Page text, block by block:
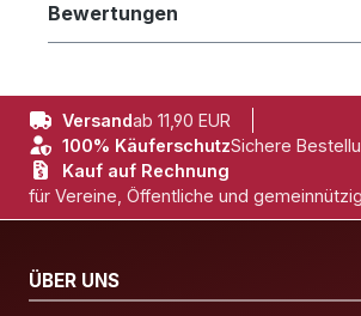
Bewertungen
Versandab 11,90 EUR
100% KäuferschutzSichere
Kauf auf Rechnung
für Vereine, Öffentliche und
ÜBER UNS